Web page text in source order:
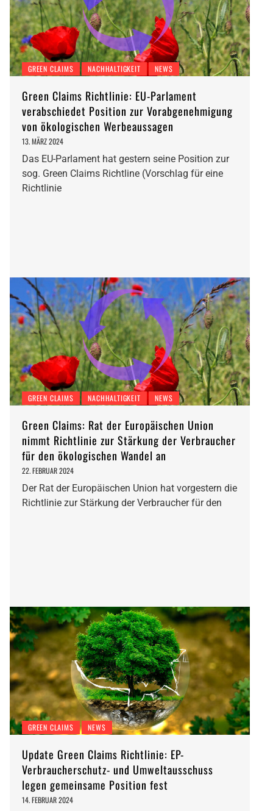
GREEN CLAIMS NACHHALTIGKEIT NEWS
Green Claims Richtlinie: EU-Parlament
verabschiedet Position zur Vorabgenehmigung
von ökologischen Werbeaussagen
13. MÄRZ 2024
Das EU-Parlament hat gestern seine Position zur
sog. Green Claims Richtline (Vorschlag für eine
Richtlinie
GREEN CLAIMS NACHHALTIGKEIT NEWS
Green Claims: Rat der Europäischen Union
nimmt Richtlinie zur Stärkung der Verbraucher
für den ökologischen Wandel an
22. FEBRUAR 2024
Der Rat der Europäischen Union hat vorgestern die
Richtlinie zur Stärkung der Verbraucher für den
GREEN CLAIMS NEWS
Update Green Claims Richtlinie: EP-
Verbraucherschutz- und Umweltausschuss
legen gemeinsame Position fest
14. FEBRUAR 2024